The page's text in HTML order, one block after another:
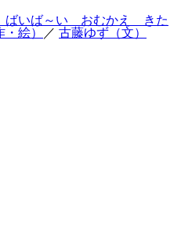
いば～い おむかえ きた
絵）
／ 古藤ゆず（文）